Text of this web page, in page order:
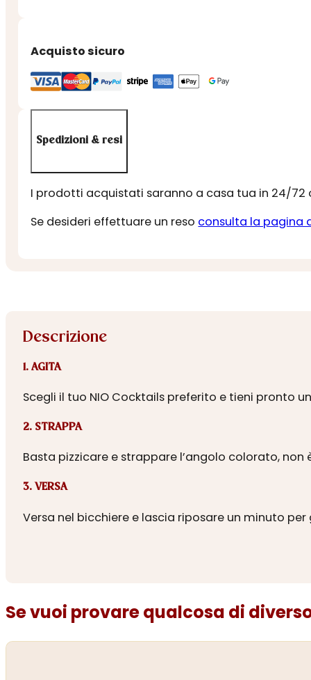
Acquisto sicuro
Spedizioni & resi
I prodotti acquistati saranno a casa tua in 24/72
Se desideri effettuare un reso consulta la pagina
Descrizione
1. AGITA
Scegli il tuo NIO Cocktails preferito e tieni pronto
2. STRAPPA
Basta pizzicare e strappare l’angolo colorato,
3. VERSA
Versa nel bicchiere e lascia riposare un minuto
Se vuoi provare qualcosa di